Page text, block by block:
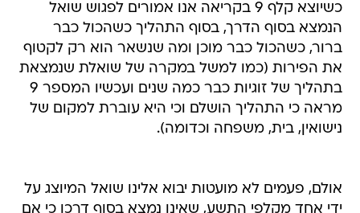
כשיוצא קלף 9 בקריאה אנו אמורים לפגוש שואל
הנמצא בסוף הדרך, בסוף התהליך כשהכול כבר
ברור, כשהכול כבר מוכן ומה שנשאר הוא רק לקטוף
את הפירות (כמו למשל במקרה של שואלת שנמצאת
בתהליך של זוגיות כבר כמה שנים ועכשיו המספר 9
מראה כי התהליך הושלם וכי היא עוברת למקום של
נישואין, בית, משפחה וכדומה).
אולם, פעמים לא מועטות יבוא אלינו שואל המיוצג על
ידי אחד מקלפי התשע, שאינו נמצא בסוף דרכו כי אם